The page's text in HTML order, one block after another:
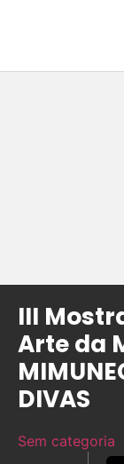
III
Arte da
DIVAS
Sem categoria